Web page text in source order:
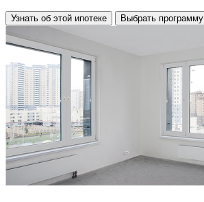
Узнать об этой ипотеке Выбрать программу